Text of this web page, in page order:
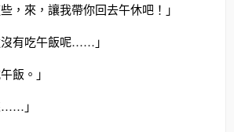
，來，讓我帶你回去午休吧！」
沒有吃午飯呢……」
飯。」
……」